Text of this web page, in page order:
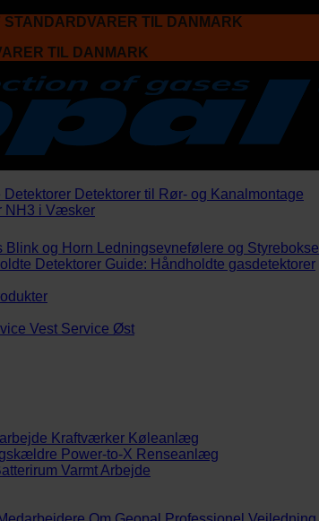
TIL DANMARK
TIL DANMARK
Detektorer Detektorer til Rør- og Kanalmontage
NH3 i Væsker
Blink og Horn Ledningsevnefølere og Styrebokse
Detektorer Guide: Håndholdte gasdetektorer
Vest Service Øst
Kraftværker Køleanlæg
Power-to-X Renseanlæg
Varmt Arbejde